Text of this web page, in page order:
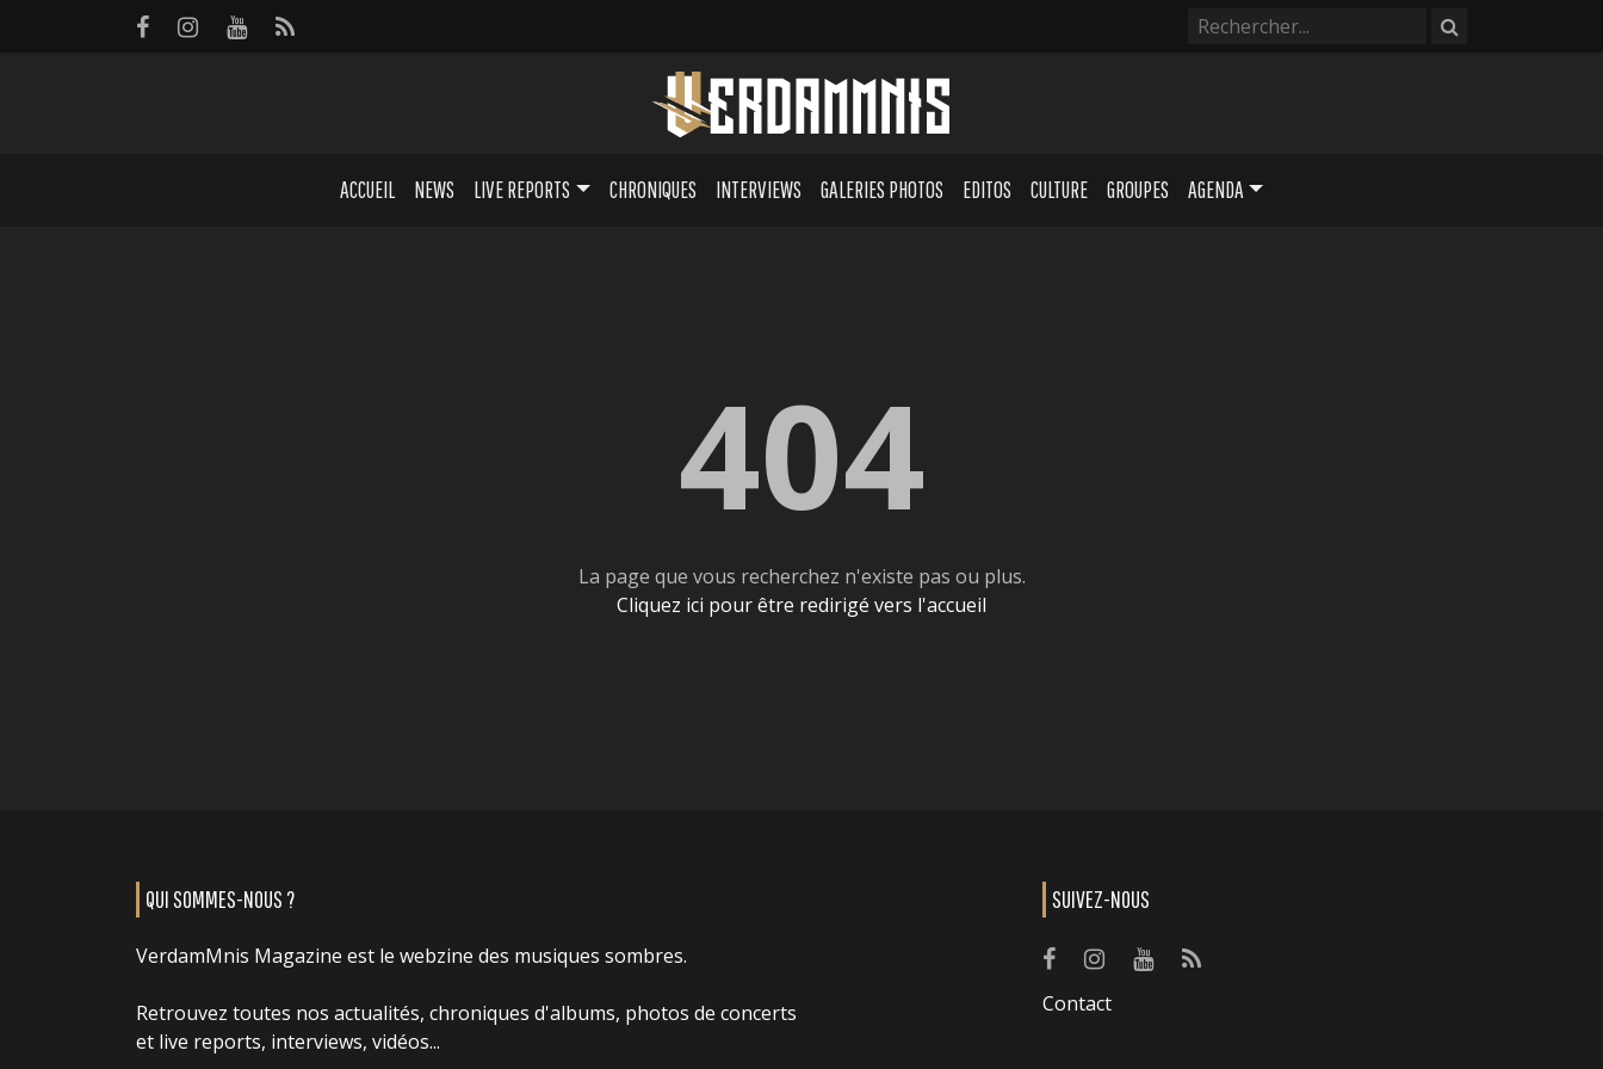
ACCUEIL NEWS LIVE REPORTS CHRONIQUES INTERVIEWS GALERIES PHOTOS EDITOS CULTURE GROUPES AGENDA
404
La page que vous recherchez n'existe pas ou plus.
Cliquez ici pour être redirigé vers l'accueil
QUI SOMMES-NOUS ?
VerdamMnis Magazine est le webzine des musiques sombres.
Retrouvez toutes nos actualités, chroniques d'albums, photos de concerts
et live reports, interviews, vidéos...
SUIVEZ-NOUS
Contact
Panneau de gestion des cookies